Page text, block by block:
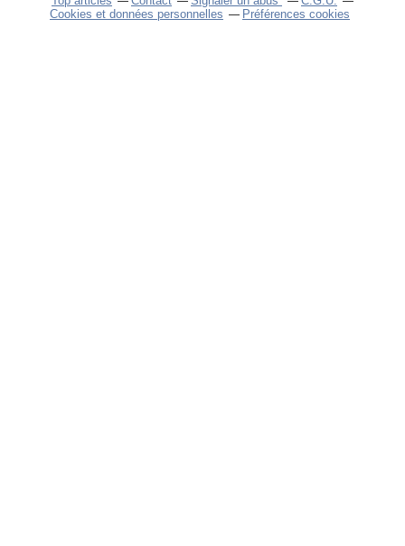
Cookies et données personnelles
Préférences cookies